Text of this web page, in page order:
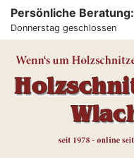
Persönliche Beratung:
Donnerstag geschlossen